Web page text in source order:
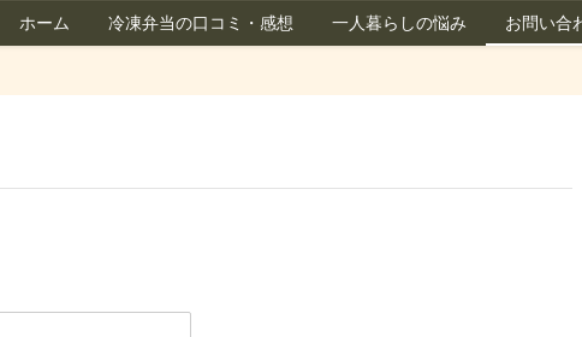
ホーム 冷凍弁当の口コミ・感想 一人暮らしの悩み お問い合